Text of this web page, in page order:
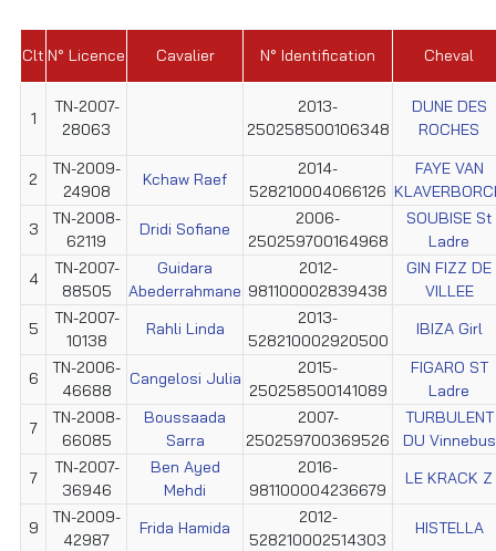
Clt N° Licence Cavalier N° Identification Cheval
1
TN-2007-
28063
2013-
250258500106348
DUNE DES
ROCHES
2
TN-2009-
24908
Kchaw Raef
2014-
528210004066126
FAYE VAN
3
TN-2008-
62119
Dridi Sofiane
2006-
250259700164968
SOUBISE St
Ladre
4
TN-2007-
88505
Guidara
Abederrahmane
2012-
981100002839438
GIN FIZZ DE
VILLEE
5
TN-2007-
10138
Rahli Linda
2013-
528210002920500
IBIZA Girl
6
TN-2006-
46688
Cangelosi Julia
2015-
250258500141089
FIGARO ST
Ladre
7
TN-2008-
66085
Boussaada
Sarra
2007-
250259700369526
TURBULENT
DU Vinnebus
7
TN-2007-
36946
Ben Ayed
Mehdi
2016-
981100004236679
LE KRACK Z
9
TN-2009-
42987
Frida Hamida
2012-
528210002514303
HISTELLA